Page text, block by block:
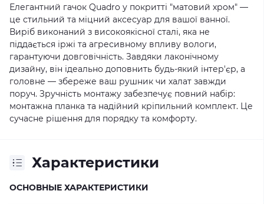
Елегантний гачок Quadro у покритті "матовий хром" —
це стильний та міцний аксесуар для вашої ванної.
Виріб виконаний з високоякісної сталі, яка не
піддається іржі та агресивному впливу вологи,
гарантуючи довговічність. Завдяки лаконічному
дизайну, він ідеально доповнить будь-який інтер'єр, а
головне — збереже ваш рушник чи халат завжди
поруч. Зручність монтажу забезпечує повний набір:
монтажна планка та надійний кріпильний комплект. Це
сучасне рішення для порядку та комфорту.
Характеристики
ОСНОВНЫЕ ХАРАКТЕРИСТИКИ